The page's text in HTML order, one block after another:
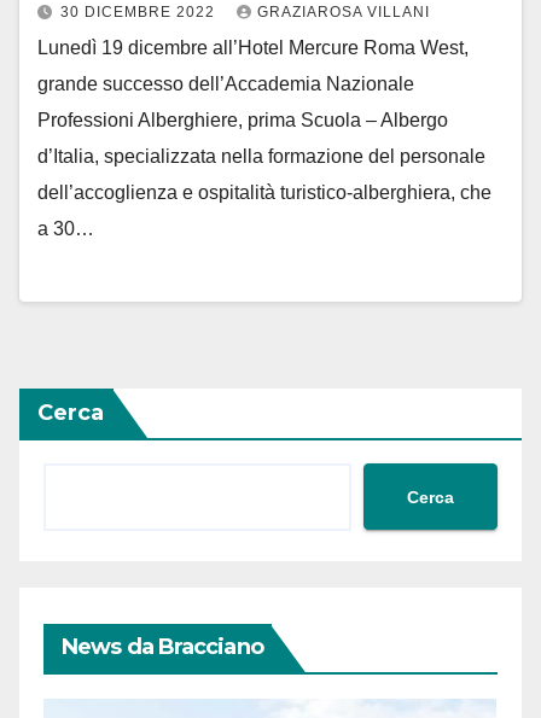
30 DICEMBRE 2022 GRAZIAROSA VILLANI
Lunedì 19 dicembre all’Hotel Mercure Roma West,
grande successo dell’Accademia Nazionale
Professioni Alberghiere, prima Scuola – Albergo
d’Italia, specializzata nella formazione del personale
dell’accoglienza e ospitalità turistico-alberghiera, che
a 30…
Cerca
Cerca
News da Bracciano